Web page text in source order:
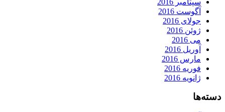
آگوست 2016
جولای 2016
ژوئن 2016
می 2016
آوریل 2016
مارس 2016
فوریه 2016
ژانویه 2016
دسته‌ها